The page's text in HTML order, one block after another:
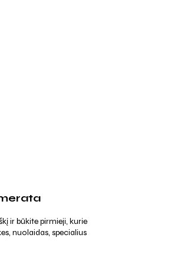
ir būkite pirmieji, kurie
nuolaidas, specialius